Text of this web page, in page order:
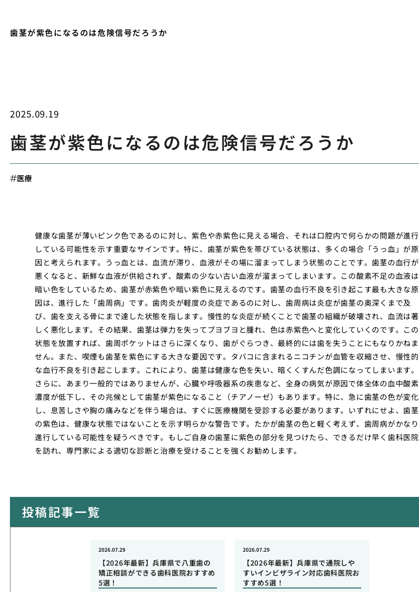
歯茎が紫色になるのは危険信号だろうか
2025.09.19
歯茎が紫色になるのは危険信号だろうか
医療
健康な歯茎が薄いピンク色であるのに対し、紫色や赤紫色に見える場合、それは口腔内で何らかの問題が進行
している可能性を示す重要なサインです。特に、歯茎が紫色を帯びている状態は、多くの場合「うっ血」が原
因と考えられます。うっ血とは、血流が滞り、血液がその場に溜まってしまう状態のことです。歯茎の血行が
悪くなると、新鮮な血液が供給されず、酸素の少ない古い血液が溜まってしまいます。この酸素不足の血液は
暗い色をしているため、歯茎が赤紫色や暗い紫色に見えるのです。歯茎の血行不良を引き起こす最も大きな原
因は、進行した「歯周病」です。歯肉炎が軽度の炎症であるのに対し、歯周病は炎症が歯茎の奥深くまで及
び、歯を支える骨にまで達した状態を指します。慢性的な炎症が続くことで歯茎の組織が破壊され、血流は著
しく悪化します。その結果、歯茎は弾力を失ってブヨブヨと腫れ、色は赤紫色へと変化していくのです。この
状態を放置すれば、歯周ポケットはさらに深くなり、歯がぐらつき、最終的には歯を失うことにもなりかねま
せん。また、喫煙も歯茎を紫色にする大きな要因です。タバコに含まれるニコチンが血管を収縮させ、慢性的
な血行不良を引き起こします。これにより、歯茎は健康な色を失い、暗くくすんだ色調になってしまいます。
さらに、あまり一般的ではありませんが、心臓や呼吸器系の疾患など、全身の病気が原因で体全体の血中酸素
濃度が低下し、その兆候として歯茎が紫色になること（チアノーゼ）もあります。特に、急に歯茎の色が変化
し、息苦しさや胸の痛みなどを伴う場合は、すぐに医療機関を受診する必要があります。いずれにせよ、歯茎
の紫色は、健康な状態ではないことを示す明らかな警告です。たかが歯茎の色と軽く考えず、歯周病がかなり
進行している可能性を疑うべきです。もしご自身の歯茎に紫色の部分を見つけたら、できるだけ早く歯科医院
を訪れ、専門家による適切な診断と治療を受けることを強くお勧めします。
投稿記事一覧
【2026年最新】兵庫県で八重歯の
矯正相談ができる歯科医院おすすめ
5選！
2026.07.29
【2026年最新】兵庫県で通院しや
すいインビザライン対応歯科医院お
すすめ5選！
2026.07.29